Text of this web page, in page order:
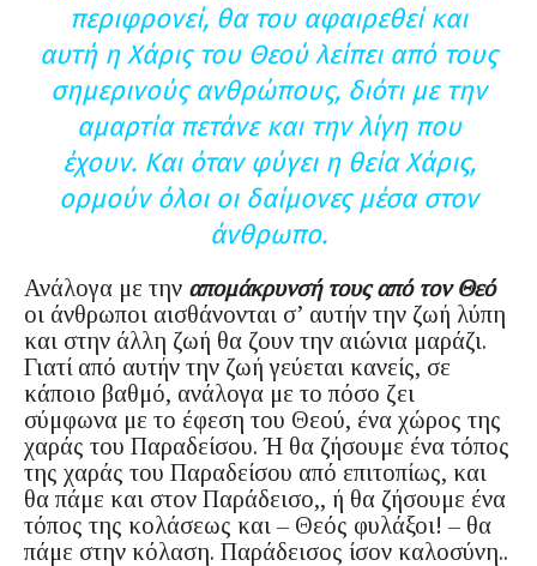
περιφρονεί, θα του αφαιρεθεί και
αυτή η Χάρις του Θεού λείπει από τους
σημερινούς ανθρώπους, διότι με την
αμαρτία πετάνε και την λίγη που
έχουν. Και όταν φύγει η θεία Χάρις,
ορμούν όλοι οι δαίμονες μέσα στον
άνθρωπο.
Ανάλογα με την απομάκρυνσή τους από τον Θεό
οι άνθρωποι αισθάνονται σ’ αυτήν την ζωή λύπη
και στην άλλη ζωή θα ζουν την αιώνια μαράζι.
Γιατί από αυτήν την ζωή γεύεται κανείς, σε
κάποιο βαθμό, ανάλογα με το πόσο ζει
σύμφωνα με το έφεση του Θεού, ένα χώρος της
χαράς του Παραδείσου. Ή θα ζήσουμε ένα τόπος
της χαράς του Παραδείσου από επιτοπίως, και
θα πάμε και στον Παράδεισο,, ή θα ζήσουμε ένα
τόπος της κολάσεως και – Θεός φυλάξοι! – θα
πάμε στην κόλαση. Παράδεισος ίσον καλοσύνη..